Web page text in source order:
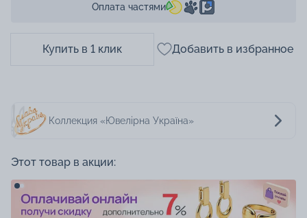
Оплата частями
Купить в 1 клик Добавить в избранное
Коллекция «Ювелірна Україна»
Этот товар в акции: